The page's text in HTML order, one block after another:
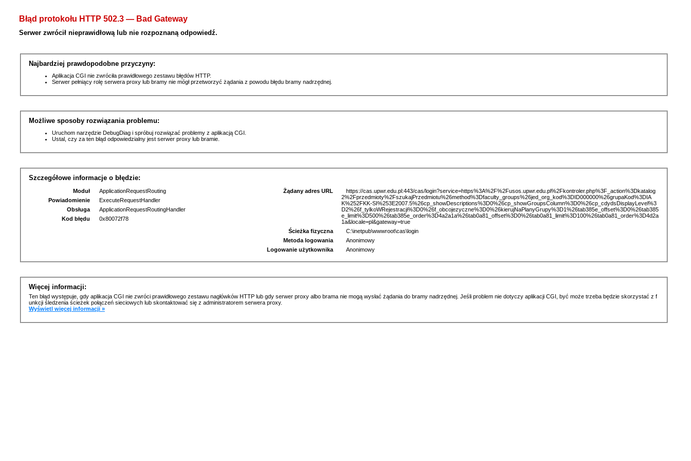
Błąd protokołu HTTP 502.3 — Bad Gateway
Serwer zwrócił nieprawidłową lub nie rozpoznaną odpowiedź.
Najbardziej prawdopodobne przyczyny:
Aplikacja CGI nie zwróciła prawidłowego zestawu błędów HTTP.
Serwer pełniący rolę serwera proxy lub bramy nie mógł przetworzyć żądania z powodu błędu bramy nadrzędnej.
Możliwe sposoby rozwiązania problemu:
Uruchom narzędzie DebugDiag i spróbuj rozwiązać problemy z aplikacją CGI.
Ustal, czy za ten błąd odpowiedzialny jest serwer proxy lub bramie.
Szczegółowe informacje o błędzie:
Moduł
ApplicationRequestRouting
Powiadomienie
ExecuteRequestHandler
Obsługa
ApplicationRequestRoutingHandler
Kod błędu
0x80072f78
Żądany adres URL
https://cas.upwr.edu.pl:443/cas/login?service=https%3A%2F%2Fusos.upwr.edu.pl%2Fkontroler.php%3F_action%3Dkatalog
2%2Fprzedmioty%2FszukajPrzedmiotu%26method%3Dfaculty_groups%26jed_org_kod%3DID000000%26grupaKod%3DIA
K%252FKK-SI%253E2007.5%26cp_showDescriptions%3D0%26cp_showGroupsColumn%3D0%26cp_cdydsDisplayLevel%3
D2%26f_tylkoWRejestracji%3D0%26f_obcojezyczne%3D0%26kierujNaPlanyGrupy%3D1%26tab385e_offset%3D0%26tab385
e_limit%3D500%26tab385e_order%3D4a2a1a%26tab0a81_offset%3D0%26tab0a81_limit%3D100%26tab0a81_order%3D4d2a
1a&locale=pl&gateway=true
Ścieżka fizyczna
C:\inetpub\wwwroot\cas\login
Metoda logowania
Anonimowy
Logowanie użytkownika
Anonimowy
Więcej informacji:
Ten błąd występuje, gdy aplikacja CGI nie zwróci prawidłowego zestawu nagłówków HTTP lub gdy serwer proxy albo brama nie mogą wysłać żądania do bramy nadrzędnej. Jeśli problem nie dotyczy aplikacji CGI, być może trzeba będzie skorzystać z f
unkcji śledzenia ścieżek połączeń sieciowych lub skontaktować się z administratorem serwera proxy.
Wyświetl więcej informacji »